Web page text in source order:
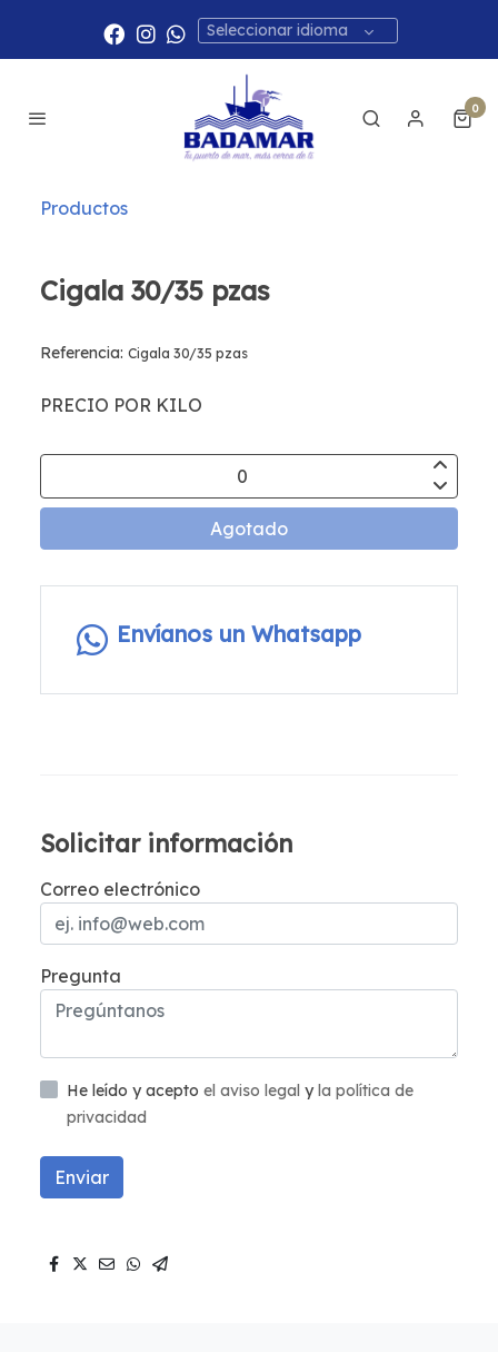
Seleccionar idioma
0
Productos
Cigala 30/35 pzas
Referencia: Cigala 30/35 pzas
PRECIO POR KILO
Agotado
Envíanos un Whatsapp
Solicitar información
Correo electrónico
Pregunta
He leído y acepto el aviso legal yla política de
privacidad
Enviar